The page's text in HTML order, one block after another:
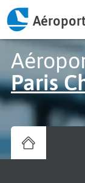
Paris